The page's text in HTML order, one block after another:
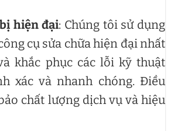
hiện đại: Chúng tôi sử dụng
cụ sửa chữa hiện đại nhất
khắc phục các lỗi kỹ thuật
xác và nhanh chóng. Điều
chất lượng dịch vụ và hiệu